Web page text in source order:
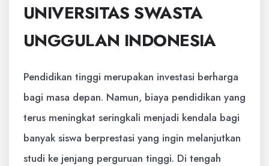
UNIVERSITAS SWASTA
UNGGULAN INDONESIA
Pendidikan tinggi merupakan investasi berharga
bagi masa depan. Namun, biaya pendidikan yang
terus meningkat seringkali menjadi kendala bagi
banyak siswa berprestasi yang ingin melanjutkan
studi ke jenjang perguruan tinggi. Di tengah